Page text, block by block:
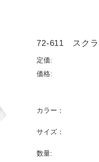
72-611 スクラ
定価:
価格:
カラー：
サイズ：
数量: